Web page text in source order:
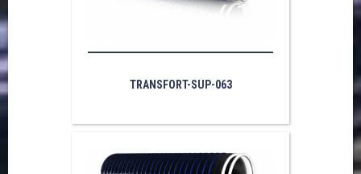
TRANSFORT-SUP-063